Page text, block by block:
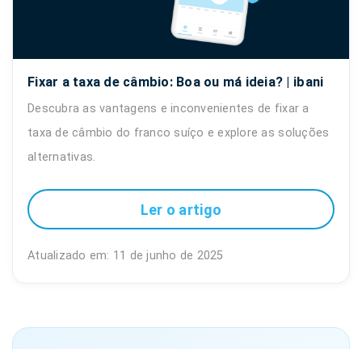
Fixar a taxa de câmbio: Boa ou má ideia? | ibani
Descubra as vantagens e inconvenientes de fixar a
taxa de câmbio do franco suíço e explore as soluções
alternativas.
Ler o artigo
Atualizado em: 11 de junho de 2025